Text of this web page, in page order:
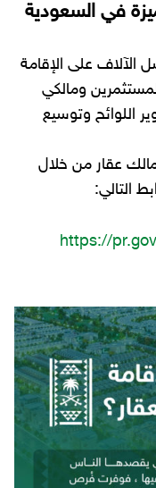
في السعودية
الآلاف على الإقامة
ومالكي
اللوائح وتوسيع
عقار من خلال
التالي:
https://